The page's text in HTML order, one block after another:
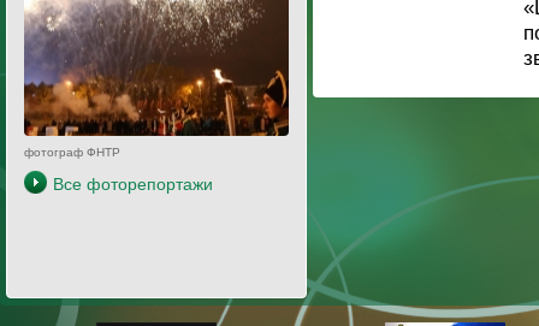
фотограф ФНТР
Все фоторепортажи